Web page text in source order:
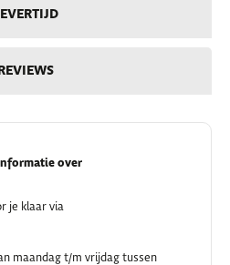
over
je klaar via
maandag t/m vrijdag tussen